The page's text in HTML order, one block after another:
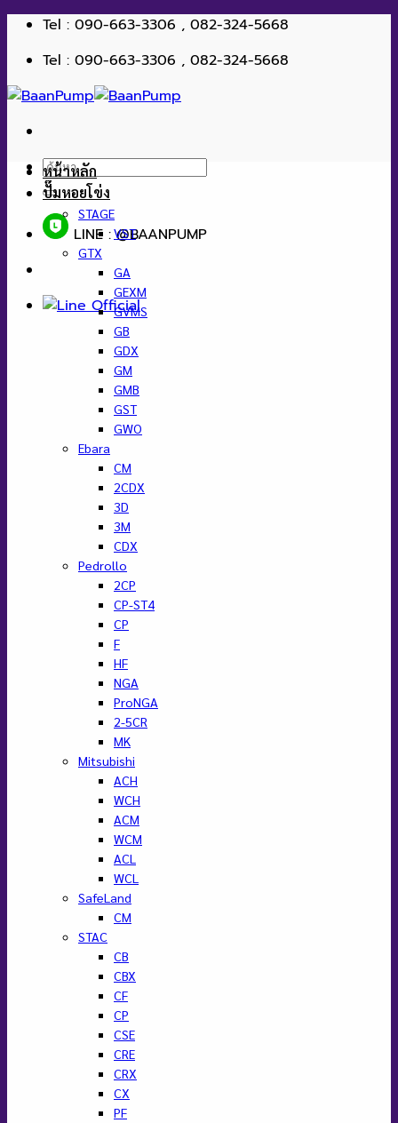
ข้าม
เนื้อหา
Tel : 090-663-3306 , 082-324-5668
Tel : 090-663-3306 , 082-324-5668
ค้นหา:
LINE : @BAANPUMP
หน้าหลัก
ปั๊มหอยโข่ง
STAGE
VST
GTX
GA
GEXM
GVMS
GB
GDX
GM
GMB
GST
GWO
Ebara
CM
2CDX
3D
3M
CDX
Pedrollo
2CP
CP-ST4
CP
F
HF
NGA
ProNGA
2-5CR
MK
Mitsubishi
ACH
WCH
ACM
WCM
ACL
WCL
SafeLand
CM
STAC
CB
CBX
CF
CP
CSE
CRE
CRX
CX
PF